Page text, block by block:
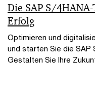
Die SAP S/
Erfolg
Optimieren und
und starten Sie die SAP
Gestalten Sie Ihre